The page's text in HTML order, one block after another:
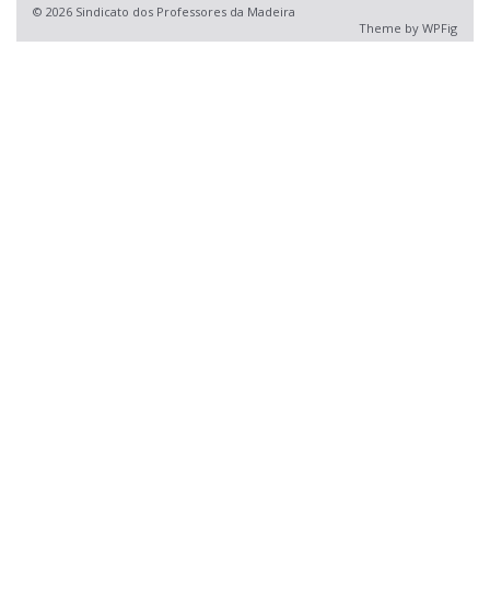
© 2026 Sindicato dos Professores da Madeira
Theme by WPFig